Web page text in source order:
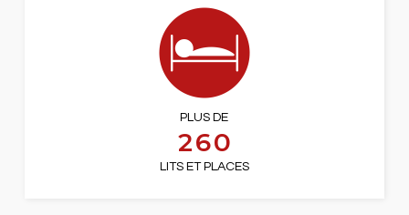
PLUS DE
260
LITS ET PLACES